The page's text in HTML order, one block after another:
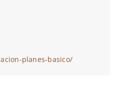
planes-basico/